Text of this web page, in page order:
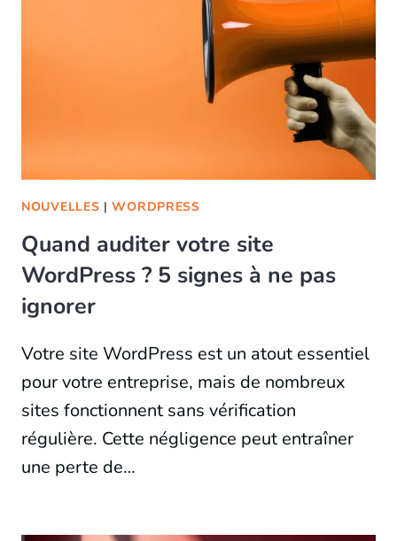
NOUVELLES |WORDPRESS
Quand auditer votre site
WordPress ? 5 signes à ne pas
ignorer
Votre site WordPress est un atout essentiel
pour votre entreprise, mais de nombreux
sites fonctionnent sans vérification
régulière. Cette négligence peut entraîner
une perte de…